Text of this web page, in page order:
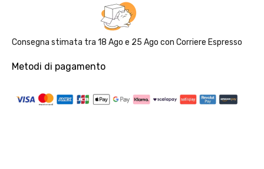
Consegna stimata tra 18 Ago e 25 Ago con Corriere Espresso
Metodi di pagamento